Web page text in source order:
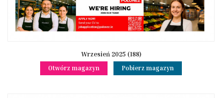
Wrzesień 2025 (188)
Otwórz magazyn
Pobierz magazyn